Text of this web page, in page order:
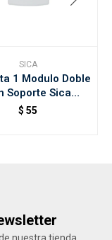
SICA
1 Modulo Doble
Soporte Sica
397600
$ 55